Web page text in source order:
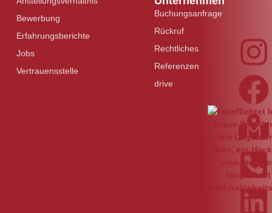
Bewerbung
Erfahrungsberichte
Jobs
Vertrauensstelle
Buchungsanfrage
Rückruf
Rechtliches
Referenzen
drive